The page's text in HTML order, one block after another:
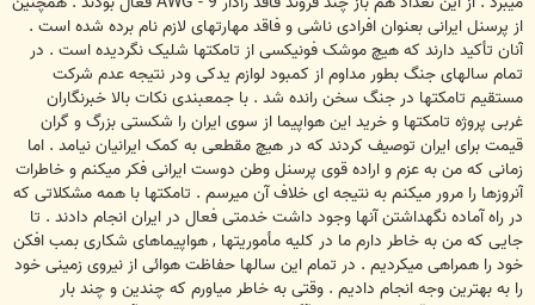
از پرسنل ايرانی بعنوان افرادی ناشی و فاقد مهارتهای لازم نام برده شده است .
آنان تأکيد دارند که هيچ موشک فونيکسی از تامکتها شليک نگرديده است . در
تمام سالهای جنگ بطور مداوم از کمبود لوازم يدکی ودر نتيجه عدم شرکت
مستقيم تامکتها در جنگ سخن رانده شد . با جمعبندی نکات بالا خبرنگاران
غربی پروژه تامکتها و خريد اين هواپيما از سوی ايران را شکستی بزرگ و گران
قيمت برای ايران توصيف کردند که در هيچ مقطعی به کمک ايرانيان نيامد . اما
زمانی که من به عزم و اراده قوی پرسنل وطن دوست ايرانی فکر ميکنم و خاطرات
آنروزها را مرور ميکنم به نتيجه ای خلاف آن ميرسم . تامکتها با همه مشکلاتی که
در راه آماده نگهداشتن آنها وجود داشت خدمتی فعال در ايران انجام دادند . تا
جايی که من به خاطر دارم ما در کليه مأموريتها , هواپيماهای شکاری بمب افکن
خود را همراهی ميکرديم . در تمام اين سالها حفاظت هوائی از نيروی زمينی خود
را به بهترين وجه انجام داديم . وقتی به خاطر مياورم که چندين و چند بار